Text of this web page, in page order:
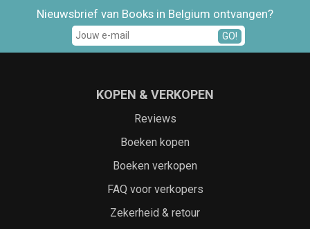
Nieuwsbrief van Books in Belgium ontvangen?
GO!
KOPEN & VERKOPEN
Reviews
Boeken kopen
Boeken verkopen
FAQ voor verkopers
Zekerheid & retour